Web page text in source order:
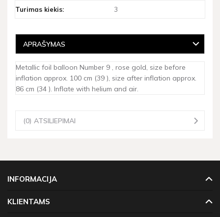
Turimas kiekis: 3
APRAŠYMAS
Metallic foil balloon Number 9 , rose gold, size before
inflation approx. 100 cm (39 ), size after inflation approx.
86 cm (34 ). Inflate with helium and air.
(0) ATSILIEPIMAI
INFORMACIJA
KLIENTAMS